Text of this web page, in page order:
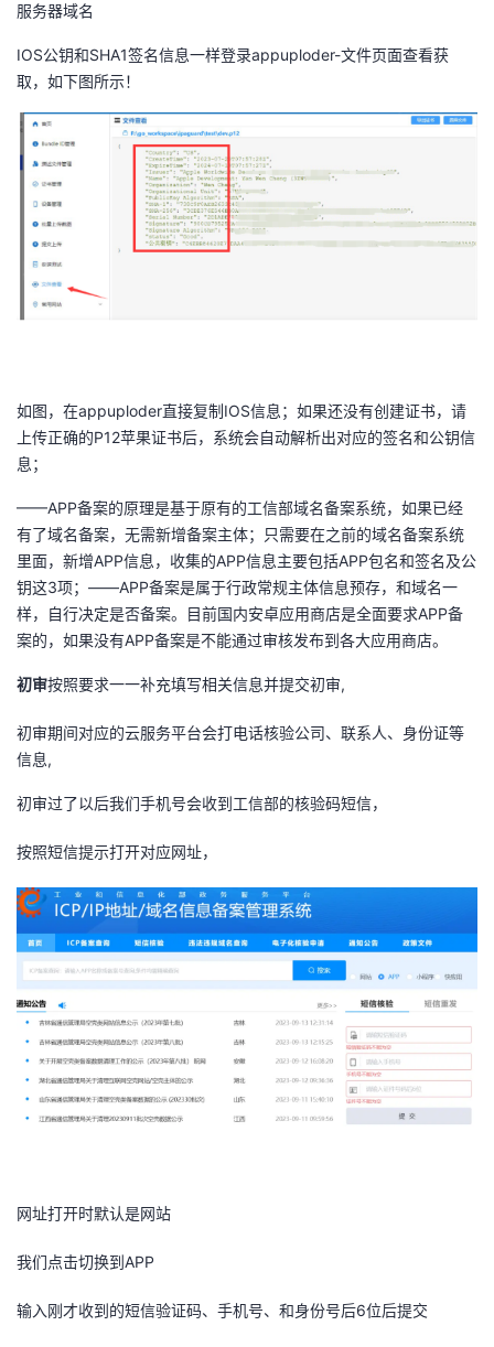
服务器域名
IOS公钥和SHA1签名信息一样登录appuploder-文件页面查看获
取，如下图所示！
如图，在appuploder直接复制IOS信息；如果还没有创建证书，请
上传正确的P12苹果证书后，系统会自动解析出对应的签名和公钥信
息；
——APP备案的原理是基于原有的工信部域名备案系统，如果已经
有了域名备案，无需新增备案主体；只需要在之前的域名备案系统
里面，新增APP信息，收集的APP信息主要包括APP包名和签名及公
钥这3项；——APP备案是属于行政常规主体信息预存，和域名一
样，自行决定是否备案。目前国内安卓应用商店是全面要求APP备
案的，如果没有APP备案是不能通过审核发布到各大应用商店。
初审​按照要求一一补充填写相关信息并提交初审,
初审期间对应的云服务平台会打电话核验公司、联系人、身份证等
信息,
初审过了以后我们手机号会收到工信部的核验码短信，
按照短信提示打开对应网址，
网址打开时默认是网站
我们点击切换到APP
输入刚才收到的短信验证码、手机号、和身份号后6位后提交